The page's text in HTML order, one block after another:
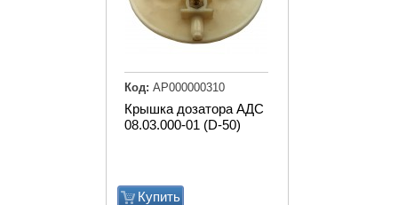
Крышка дозатора АДС
08.03.000-01 (D-50)
Купить
Код: АР000000310